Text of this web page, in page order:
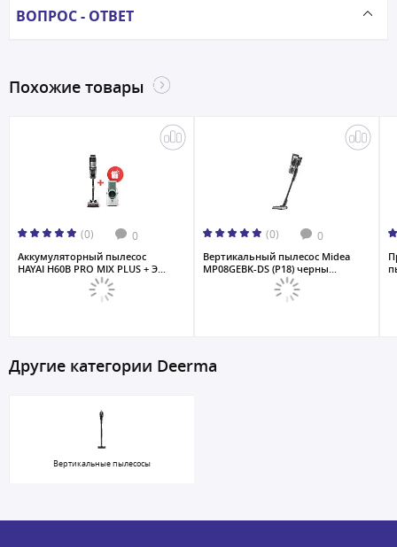
ВОПРОС - ОТВЕТ
Похожие товары
(0) 0
Аккумуляторный пылесос
HAYAI H60B PRO MIX PLUS + Э...
(0) 0
Вертикальный пылесос Midea
MP08GEBK-DS (P18) черны...
Другие категории Deerma
Вертикальные пылесосы